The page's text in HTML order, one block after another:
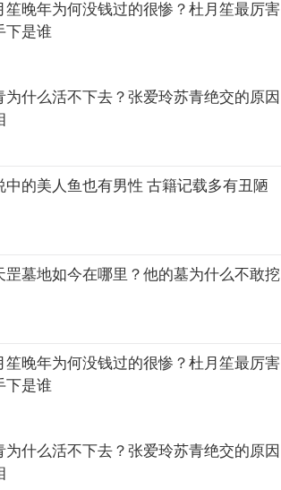
事后就逃跑，幸运的是她遇到了过往船只
来又将岛上的剩下的男人救了出来。
照片来了
笙晚年为何没钱过的很惨？杜月笙最厉害
下是谁
为什么活不下去？张爱玲苏青绝交的原因
中的美人鱼也有男性 古籍记载多有丑陋
罡墓地如今在哪里？他的墓为什么不敢挖
笙晚年为何没钱过的很惨？杜月笙最厉害
下是谁
为什么活不下去？张爱玲苏青绝交的原因